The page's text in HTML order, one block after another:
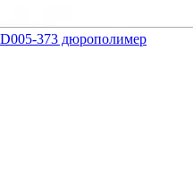
373 дюрополимер